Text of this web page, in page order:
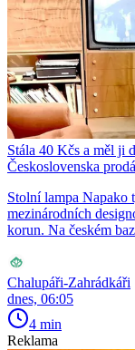
Stála 40 Kčs a měl ji
Československa
Stolní lampa Napako
mezinárodních
korun. Na českém
Chalupáři-Zahrádkáři
dnes, 06:05
4 min
Reklama